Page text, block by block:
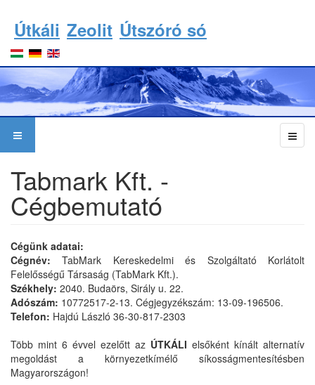
Útkáli Zeolit Útszóró só
Tabmark Kft. -
Cégbemutató
Cégünk adatai:
Cégnév: TabMark Kereskedelmi és Szolgáltató Korlátolt
Felelősségű Társaság (TabMark Kft.).
Székhely: 2040. Budaörs, Sirály u. 22.
Adószám: 10772517-2-13. Cégjegyzékszám: 13-09-196506.
Telefon: Hajdú László 36-30-817-2303
Több mint 6 évvel ezelőtt az ÚTKÁLI elsőként kínált alternatív
megoldást a környezetkímélő síkosságmentesítésben
Magyarországon!